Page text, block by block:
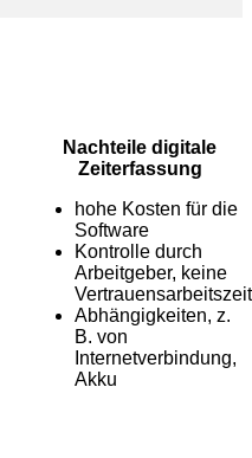
Nachteile digitale
Zeiterfassung
hohe Kosten für die
Software
Kontrolle durch
Arbeitgeber, keine
Vertrauensarbeitszeit
Abhängigkeiten, z.
B. von
Internetverbindung,
Akku